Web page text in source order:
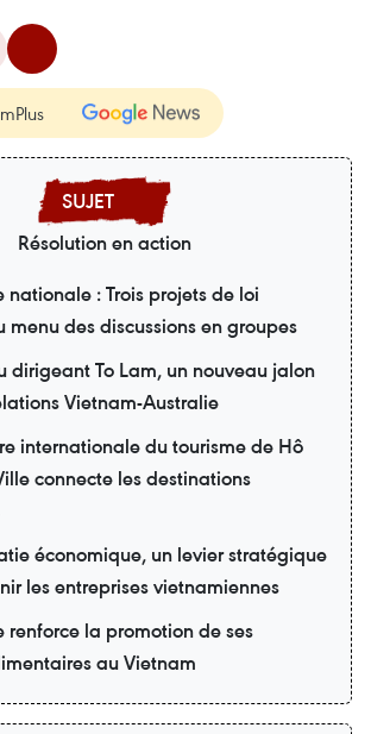
Résolution en action
nationale : Trois projets de loi
menu des discussions en groupes
dirigeant To Lam, un nouveau jalon
Vietnam-Australie
internationale du tourisme de Hô
connecte les destinations
économique, un levier stratégique
les entreprises vietnamiennes
renforce la promotion de ses
au Vietnam